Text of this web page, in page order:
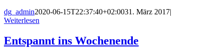
dg_admin2020-06-15T22:37:40+02:0031. März 2017|
Weiterlesen
Entspannt ins Wochenende